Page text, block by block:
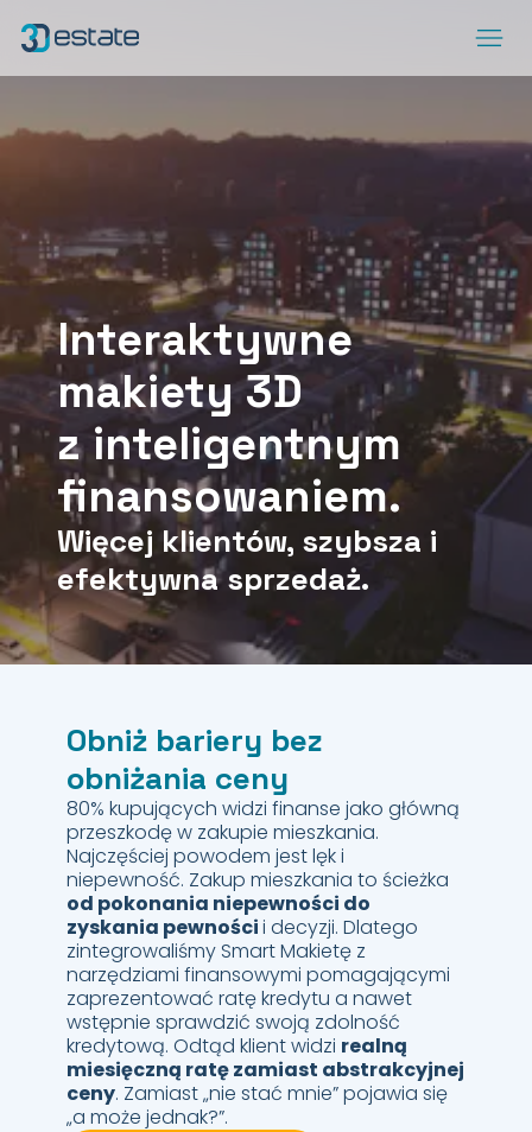
Menu
DEMO
Interaktywne
makiety 3D
z inteligentnym
finansowaniem.
Więcej klientów, szybsza i
efektywna sprzedaż.
Obniż bariery bez
obniżania ceny
80% kupujących widzi finanse jako główną
przeszkodę w zakupie mieszkania.
Najczęściej powodem jest lęk i
niepewność. Zakup mieszkania to ścieżka
od pokonania niepewności do
zyskania pewnościi decyzji. Dlatego
zintegrowaliśmy Smart Makietę z
narzędziami finansowymi pomagającymi
zaprezentować ratę kredytu a nawet
wstępnie sprawdzić swoją zdolność
kredytową. Odtąd klient widzi realną
miesięczną ratę zamiast abstrakcyjnej
ceny. Zamiast „nie stać mnie” pojawia się
„a może jednak?”.